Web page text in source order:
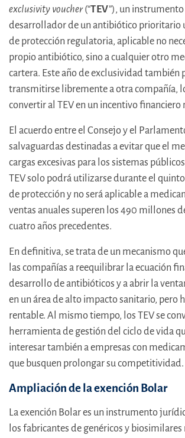
exclusivity voucher(“TEV”), un instrumento
desarrollador de un antibiótico prioritario
de protección regulatoria, aplicable no
propio antibiótico, sino a cualquier otro
cartera. Este año de exclusividad también
transmitirse libremente a otra compañía,
convertir al TEV en un incentivo financiero
El acuerdo entre el Consejo y el
salvaguardas destinadas a evitar que el
cargas excesivas para los sistemas
TEV solo podrá utilizarse durante el
de protección y no será aplicable a
ventas anuales superen los 490 millones
cuatro años precedentes.
En definitiva, se trata de un mecanismo
las compañías a reequilibrar la ecuación
desarrollo de antibióticos y a abrir la
en un área de alto impacto sanitario, pero
rentable. Al mismo tiempo, los TEV se
herramienta de gestión del ciclo de vida
interesar también a empresas con
que busquen prolongar su competitividad.
Ampliación de la exención Bolar
La exención Bolar es un instrumento
los fabricantes de genéricos y